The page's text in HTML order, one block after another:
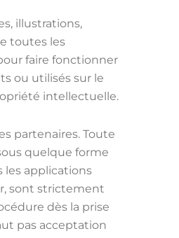
illustrations,
toutes les
faire fonctionner
ou utilisés sur le
intellectuelle.
partenaires. Toute
quelque forme
les applications
sont strictement
dès la prise
pas acceptation